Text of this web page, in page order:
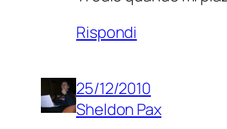
Rispondi
25/12/2010
Sheldon Pax